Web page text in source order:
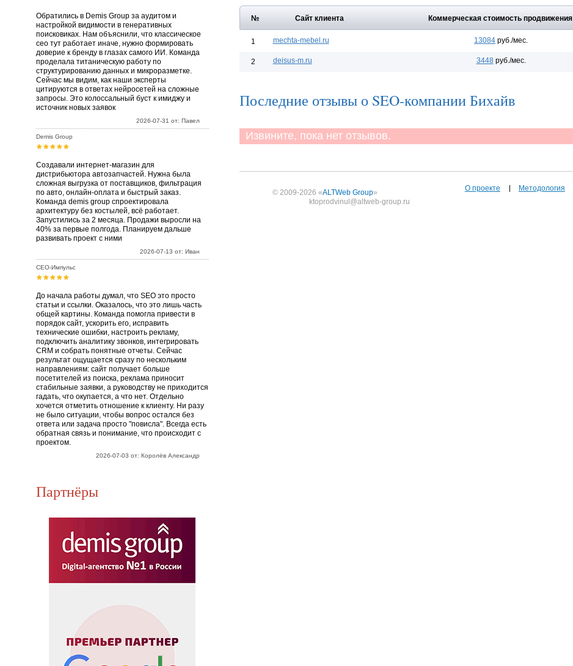
Обратились в Demis Group за аудитом и
настройкой видимости в генеративных
поисковиках. Нам объяснили, что классическое
сео тут работает иначе, нужно формировать
доверие к бренду в глазах самого ИИ. Команда
проделала титаническую работу по
структурированию данных и микроразметке.
Сейчас мы видим, как наши эксперты
цитируются в ответах нейросетей на сложные
запросы. Это колоссальный буст к имиджу и
источник новых заявок
2026-07-31 от: Павел
Demis Group
Создавали интернет-магазин для
дистрибьютора автозапчастей. Нужна была
сложная выгрузка от поставщиков, фильтрация
по авто, онлайн-оплата и быстрый заказ.
Команда demis group спроектировала
архитектуру без костылей, всё работает.
Запустились за 2 месяца. Продажи выросли на
40% за первые полгода. Планируем дальше
развивать проект с ними
2026-07-13 от: Иван
СЕО-Импульс
До начала работы думал, что SEO это просто
статьи и ссылки. Оказалось, что это лишь часть
общей картины. Команда помогла привести в
порядок сайт, ускорить его, исправить
технические ошибки, настроить рекламу,
подключить аналитику звонков, интегрировать
CRM и собрать понятные отчеты. Сейчас
результат ощущается сразу по нескольким
направлениям: сайт получает больше
посетителей из поиска, реклама приносит
стабильные заявки, а руководству не приходится
гадать, что окупается, а что нет. Отдельно
хочется отметить отношение к клиенту. Ни разу
не было ситуации, чтобы вопрос остался без
ответа или задача просто "повисла". Всегда есть
обратная связь и понимание, что происходит с
проектом.
2026-07-03 от: Королёв Александр
Партнёры
№ Сайт клиента Коммерческая стоимость продвижения
1 mechta-mebel.ru 13084 руб./мес.
2 deisus-m.ru 3448 руб./мес.
Последние отзывы о SEO-компании Бихайв
Извините, пока нет отзывов.
© 2009-2026 «ALTWeb Group»
ktoprodvinul@altweb-group.ru
О проекте Методология